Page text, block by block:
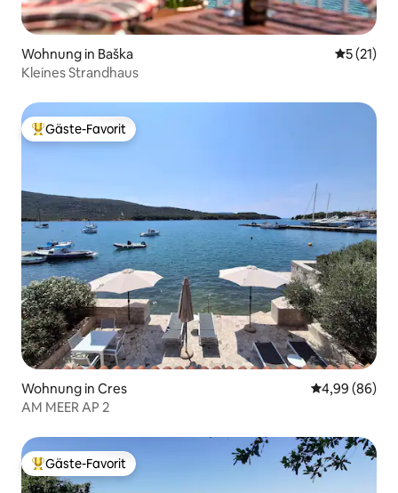
Wohnung in Baška
5 (21)
Kleines Strandhaus
Beliebter Gäste-Favorit.
Gäste-Favorit
Wohnung in Cres
4,99 (86)
AM MEER AP 2
Beliebter Gäste-Favorit.
Gäste-Favorit